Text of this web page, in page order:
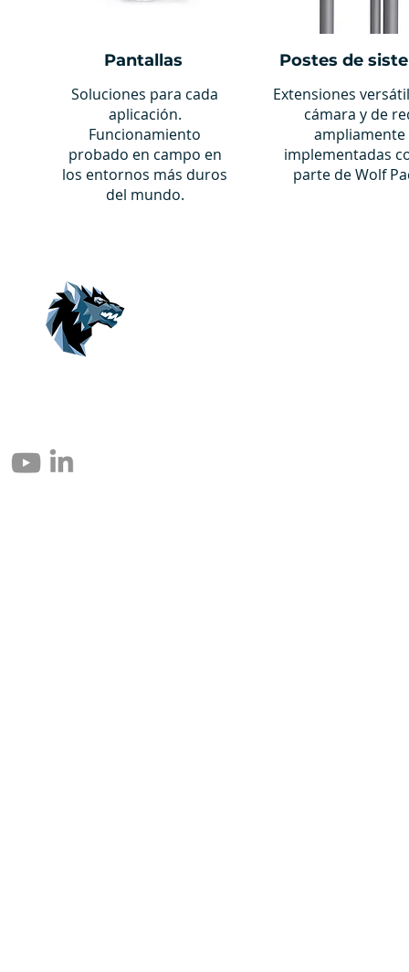
Pantallas
Soluciones para cada
aplicación.
Funcionamiento
probado en campo en
los entornos más duros
del mundo.
Postes de
Extensiones
cámara y de
ampliamente
implementadas
parte de Wolf